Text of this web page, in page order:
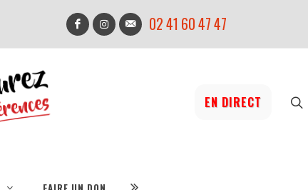
02 41 60 47 47
EN DIRECT